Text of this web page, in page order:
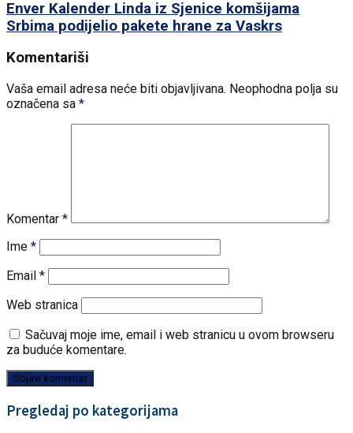
Enver Kalender Linda iz Sjenice komšijama
Srbima podijelio pakete hrane za Vaskrs
Komentariši
Vaša email adresa neće biti objavljivana. Neophodna polja su
označena sa *
Komentar *
Ime *
Email *
Web stranica
Sačuvaj moje ime, email i web stranicu u ovom browseru
za buduće komentare.
Pregledaj po kategorijama